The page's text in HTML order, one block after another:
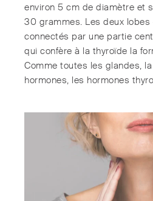
environ 5 cm de diamètre et
30 grammes. Les deux lobes
connectés par une partie
qui confère à la thyroïde la
Comme toutes les glandes,
hormones, les hormones